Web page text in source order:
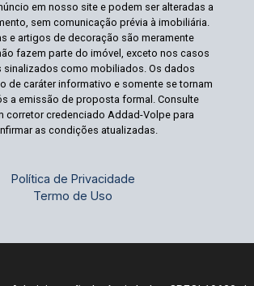
em nosso site e podem ser alteradas a
sem comunicação prévia à imobiliária.
e artigos de decoração são meramente
fazem parte do imóvel, exceto nos casos
sinalizados como mobiliados. Os dados
de caráter informativo e somente se tornam
a emissão de proposta formal. Consulte
corretor credenciado Addad-Volpe para
as condições atualizadas.
Política de Privacidade
Termo de Uso